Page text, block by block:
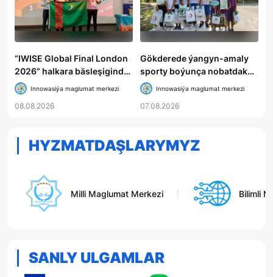
“IWISE Global Final London
2026” halkara bäsleşiginde
Türkmenistanyň mekdep
okuwçylary uly üstünlik
gazandylar
Innowasiýa maglumat merkezi
08.08.2026
Gökderede ýangyn-amaly
sporty boýunça nobatdaky
bäsleşik geçirildi
Innowasiýa maglumat merkezi
07.08.2026
HYZMATDAŞLARYMYZ
Milli Maglumat Merkezi Bilimli
SANLY ULGAMLAR